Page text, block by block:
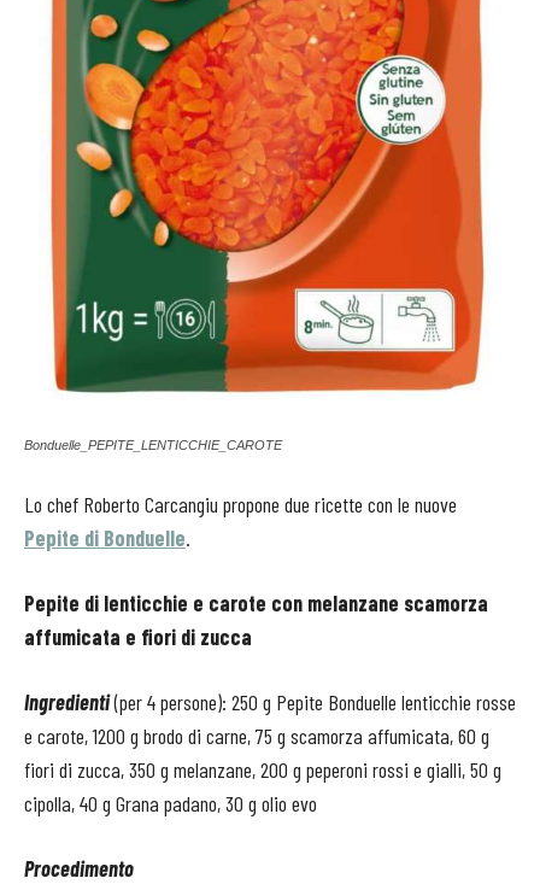
Bonduelle_PEPITE_LENTICCHIE_CAROTE
Lo chef Roberto Carcangiu propone due ricette con le nuove
Pepite di Bonduelle.
Pepite di lenticchie e carote con melanzane scamorza
affumicata e fiori di zucca
Ingredienti(per 4 persone): 250 g Pepite Bonduelle lenticchie rosse
e carote, 1200 g brodo di carne, 75 g scamorza affumicata, 60 g
fiori di zucca, 350 g melanzane, 200 g peperoni rossi e gialli, 50 g
cipolla, 40 g Grana padano, 30 g olio evo
Procedimento